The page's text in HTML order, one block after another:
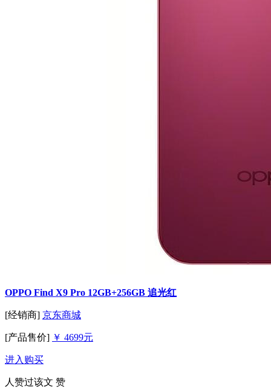
OPPO Find X9 Pro 12GB+256GB 追光红
[经销商] 京东商城
[产品售价] ￥ 4699元
进入购买
人赞过该文 赞